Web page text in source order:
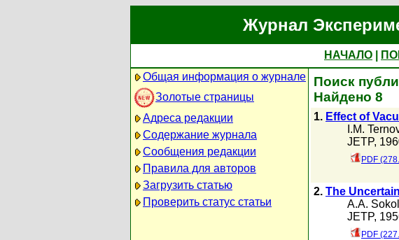
Журнал
НАЧАЛО
Общая информация о журнале
Золотые страницы
Адреса редакции
Содержание журнала
Сообщения редакции
Правила для авторов
Загрузить статью
Проверить статус статьи
Поиск
Найдено 8
1. Effect of
I.M.
JETP,
PDF
2. The
A.A.
JETP,
PDF